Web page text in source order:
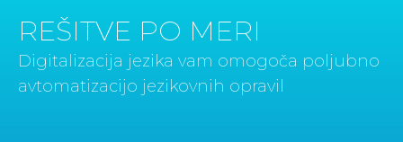
REŠITVE PO MERI
Digitalizacija jezika vam omogoča poljubno
avtomatizacijo jezikovnih opravil